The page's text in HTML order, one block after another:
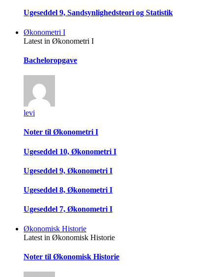
Ugeseddel 9, Sandsynlighedsteori og Statistik
Økonometri I
Latest in Økonometri I
Bacheloropgave
levi
Noter til Økonometri I
Ugeseddel 10, Økonometri I
Ugeseddel 9, Økonometri I
Ugeseddel 8, Økonometri I
Ugeseddel 7, Økonometri I
Økonomisk Historie
Latest in Økonomisk Historie
Noter til Økonomisk Historie